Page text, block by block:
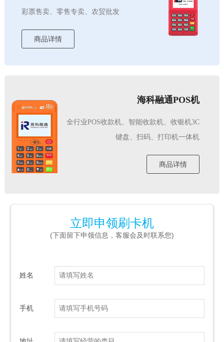
彩票售卖、零售专卖、农贸批发
商品详情
海科融通POS机
全行业POS收款机、智能收款机、收银机3C
键盘、扫码、打印机一体机
商品详情